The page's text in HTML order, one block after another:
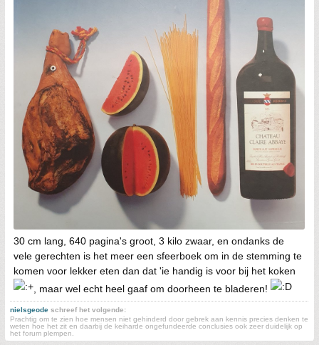
30 cm lang, 640 pagina's groot, 3 kilo zwaar, en ondanks de
vele gerechten is het meer een sfeerboek om in de stemming te
komen voor lekker eten dan dat 'ie handig is voor bij het koken
, maar wel echt heel gaaf om doorheen te bladeren!
nielsgeode schreef het volgende:
Prachtig om te zien hoe mensen niet gehinderd door gebrek aan kennis precies denken te
weten hoe het zit en daarbij de keiharde ongefundeerde conclusies ook zeer duidelijk op
het forum plempen.